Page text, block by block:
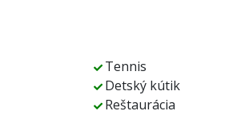
Tennis
Detský kútik
Reštaurácia